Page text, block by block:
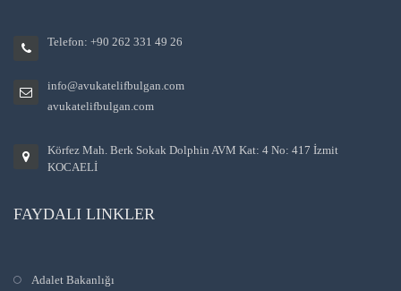
Telefon: +90 262 331 49 26
info@avukatelifbulgan.com
avukatelifbulgan.com
Körfez Mah. Berk Sokak Dolphin AVM Kat: 4 No: 417 İzmit
KOCAELİ
FAYDALI LINKLER
Adalet Bakanlığı